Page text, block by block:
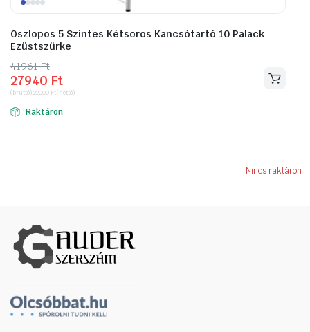
Oszlopos 5 Szintes Kétsoros Kancsótartó 10 Palack
Ezüstszürke
41961Ft
Original
price
was:
41961 Ft.
27940 Ft
Current
price
is:
27940 Ft.
(bruttó)22000 Ft(nettó)
Raktáron
Nincs raktáron